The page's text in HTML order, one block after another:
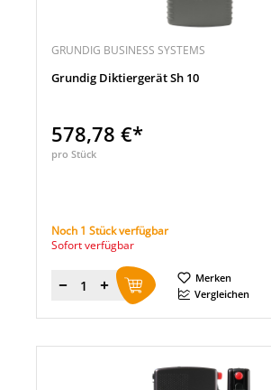
GRUNDIG BUSINESS SYSTEMS
Grundig Diktiergerät Sh 10
578,78 €*
pro Stück
Noch 1 Stück verfügbar
Sofort verfügbar
Menge
Merken
Vergleichen